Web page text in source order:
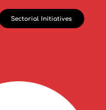
Sectorial Initiatives